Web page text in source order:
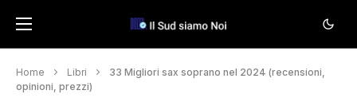
Home Libri
33 Migliori sax soprano nel 2024 (recensioni,
opinioni, prezzi)